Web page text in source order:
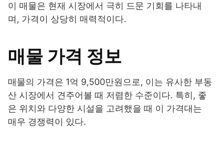
이 매물은 현재 시장에서 극히 드문 기회를 나타내
며, 가격이 상당히 매력적이다.
매물 가격 정보
매물의 가격은 1억 9,500만원으로, 이는 유사한 부동
산 시장에서 견주어볼 때 저렴한 수준이다. 특히, 좋
은 위치와 다양한 시설을 고려했을 때 이 가격대는
매우 경쟁력이 있다.